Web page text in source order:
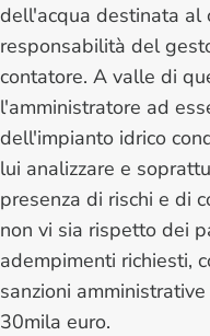
dell'acqua destinata al
responsabilità del
contatore. A valle di
l'amministratore ad
dell'impianto idrico
lui analizzare e
presenza di rischi e di
non vi sia rispetto dei
adempimenti richiesti,
sanzioni
30mila euro.